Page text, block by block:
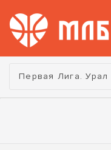
Турнир:
Первая Лига. Урал